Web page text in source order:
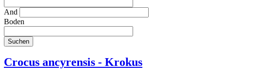
And
Boden
Crocus ancyrensis - Krokus